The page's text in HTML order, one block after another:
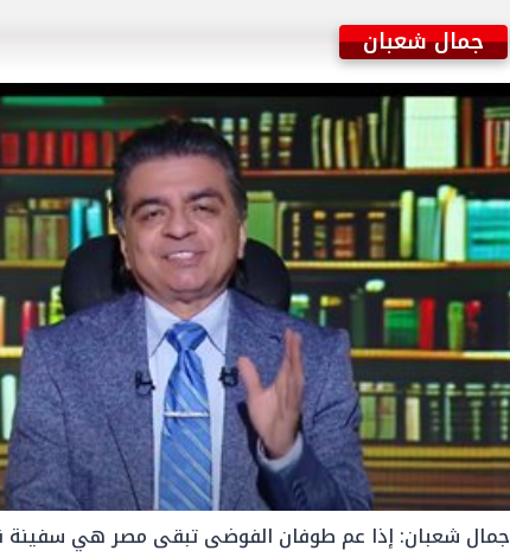
جمال شعبان
جمال شعبان: إذا عم طوفان الفوضى تبقى مصر هي سفينة